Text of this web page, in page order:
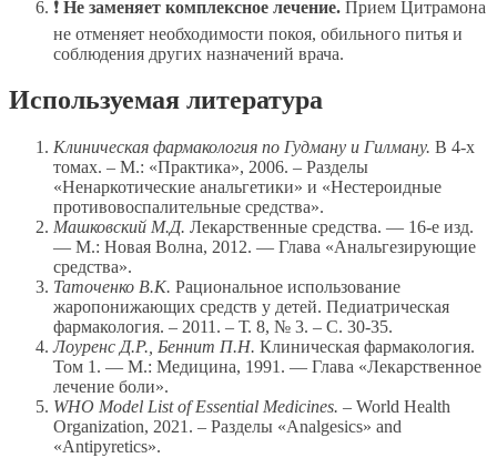
❗ Не заменяет комплексное лечение. Прием Цитрамона
не отменяет необходимости покоя, обильного питья и
соблюдения других назначений врача.
Используемая литература
Клиническая фармакология по Гудману и Гилману. В 4-х
томах. – М.: «Практика», 2006. – Разделы
«Ненаркотические анальгетики» и «Нестероидные
противовоспалительные средства».
Машковский М.Д. Лекарственные средства. — 16-е изд.
— М.: Новая Волна, 2012. — Глава «Анальгезирующие
средства».
Таточенко В.К. Рациональное использование
жаропонижающих средств у детей. Педиатрическая
фармакология. – 2011. – Т. 8, № 3. – С. 30-35.
Лоуренс Д.Р., Беннит П.Н. Клиническая фармакология.
Том 1. — М.: Медицина, 1991. — Глава «Лекарственное
лечение боли».
WHO Model List of Essential Medicines. – World Health
Organization, 2021. – Разделы «Analgesics» and
«Antipyretics».